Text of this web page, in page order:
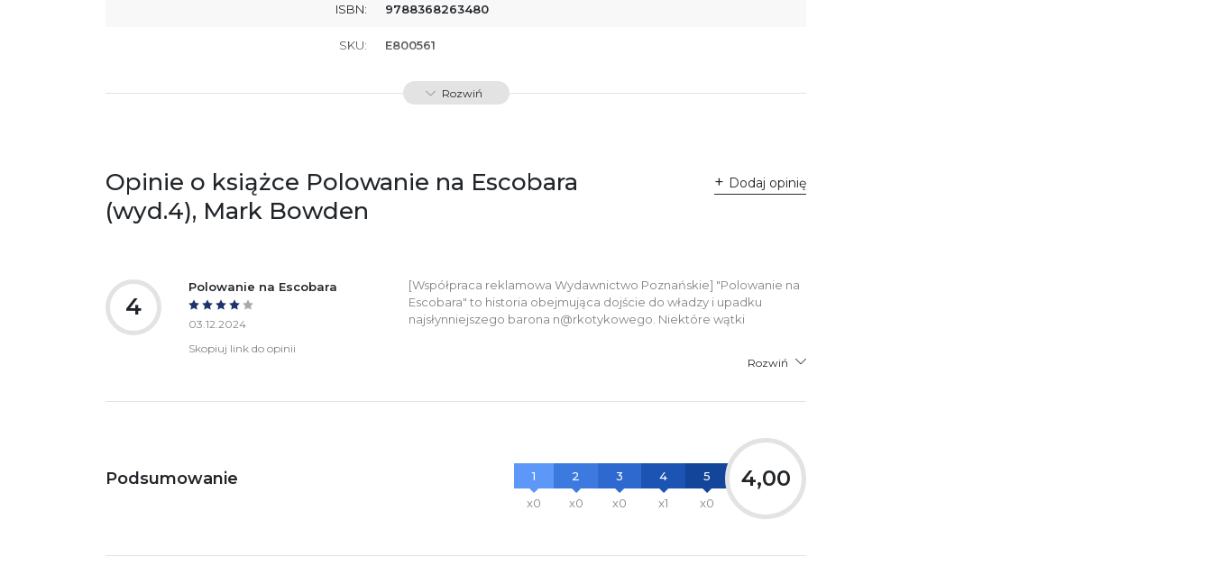
ISBN: 9788368263480
SKU: E800561
Rozwiń
Opinie o książce Polowanie na Escobara
(wyd.4), Mark Bowden
Dodaj opinię
4
Polowanie na Escobara
03.12.2024
Skopiuj link do opinii
[Współpraca reklamowa Wydawnictwo Poznańskie] "Polowanie na
Escobara" to historia obejmująca dojście do władzy i upadku
najsłynniejszego barona n@rkotykowego. Niektóre wątki
Rozwiń
Podsumowanie
1
x0
2
x0
3
x0
4
x1
5
x0
4,00